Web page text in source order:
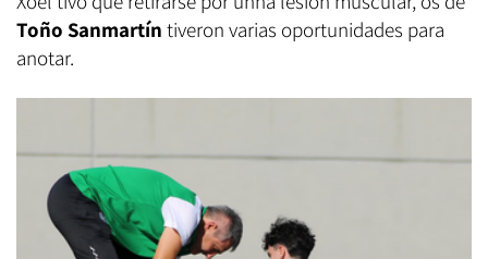
Toño Sanmartín tiveron varias oportunidades para
anotar.